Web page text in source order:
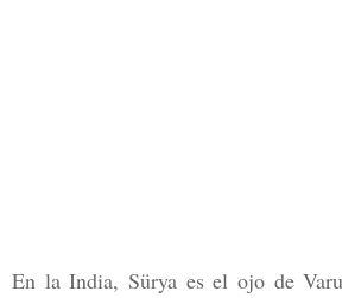
En la India, Sürya es el ojo de